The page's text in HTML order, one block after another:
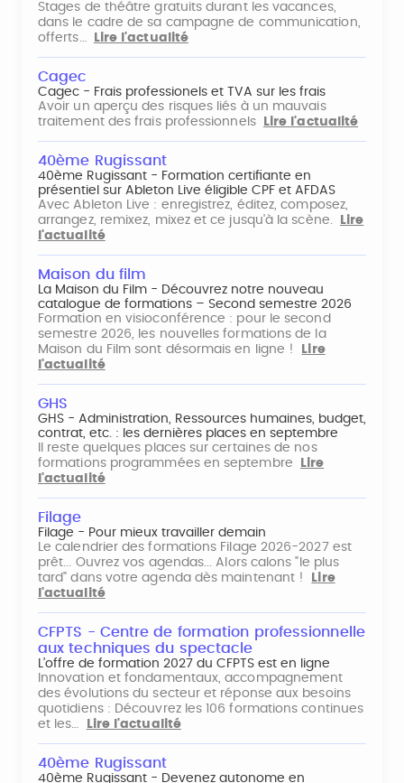
Stages de théâtre gratuits durant les vacances,
dans le cadre de sa campagne de communication,
offerts…
Lire l'actualité
Cagec
Cagec - Frais professionels et TVA sur les frais
Avoir un aperçu des risques liés à un mauvais
traitement des frais professionnels
Lire l'actualité
40ème Rugissant
40ème Rugissant - Formation certifiante en
présentiel sur Ableton Live éligible CPF et AFDAS
Avec Ableton Live : enregistrez, éditez, composez,
arrangez, remixez, mixez et ce jusqu'à la scène.
Lire
l'actualité
Maison du film
La Maison du Film - Découvrez notre nouveau
catalogue de formations – Second semestre 2026
Formation en visioconférence : pour le second
semestre 2026, les nouvelles formations de la
Maison du Film sont désormais en ligne !
Lire
l'actualité
GHS
GHS - Administration, Ressources humaines, budget,
contrat, etc. : les dernières places en septembre
Il reste quelques places sur certaines de nos
formations programmées en septembre
Lire
l'actualité
Filage
Filage - Pour mieux travailler demain
Le calendrier des formations Filage 2026-2027 est
prêt... Ouvrez vos agendas... Alors calons "le plus
tard" dans votre agenda dès maintenant !
Lire
l'actualité
CFPTS - Centre de formation professionnelle
aux techniques du spectacle
L’offre de formation 2027 du CFPTS est en ligne
Innovation et fondamentaux, accompagnement
des évolutions du secteur et réponse aux besoins
quotidiens : Découvrez les 106 formations continues
et les…
Lire l'actualité
40ème Rugissant
40ème Rugissant - Devenez autonome en